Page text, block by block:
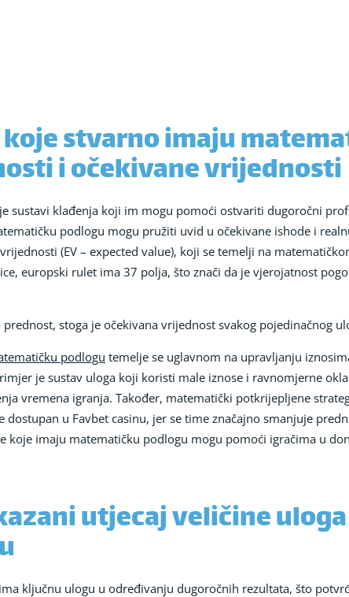
stvarno imaju
i očekivane vrijednosti
sustavi klađenja koji im mogu pomoći ostvariti dugoročni
podlogu mogu pružiti uvid u očekivane ishode i
(EV – expected value), koji se temelji na
europski rulet ima 37 polja, što znači da je vjerojatnost
stoga je očekivana vrijednost svakog pojedinačnog
podlogu temelje se uglavnom na upravljanju
je sustav uloga koji koristi male iznose i ravnomjerne
vremena igranja. Također, matematički potkrijepljene
u Favbet casinu, jer se time značajno smanjuje
koje imaju matematičku podlogu mogu pomoći igračima u
utjecaj veličine
ključnu ulogu u određivanju dugoročnih rezultata, što